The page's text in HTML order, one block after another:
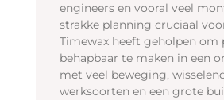
engineers en vooral veel
strakke planning cruciaal
Timewax heeft geholpen om
behapbaar te maken in een
met veel beweging,
werksoorten en een grote